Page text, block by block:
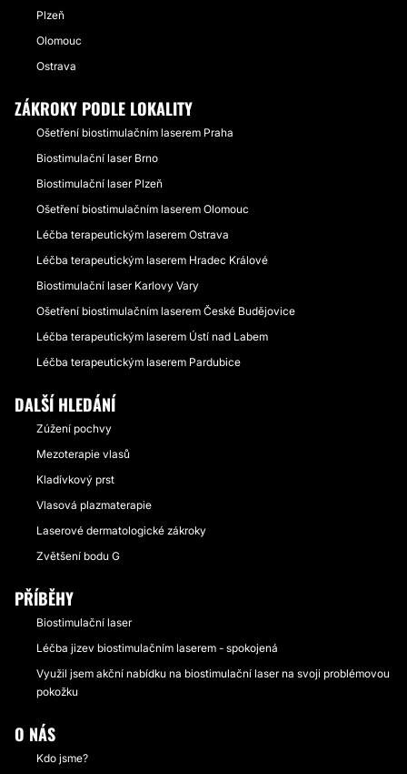
Plzeň
Olomouc
Ostrava
ZÁKROKY PODLE LOKALITY
Ošetření biostimulačním laserem Praha
Biostimulační laser Brno
Biostimulační laser Plzeň
Ošetření biostimulačním laserem Olomouc
Léčba terapeutickým laserem Ostrava
Léčba terapeutickým laserem Hradec Králové
Biostimulační laser Karlovy Vary
Ošetření biostimulačním laserem České Budějovice
Léčba terapeutickým laserem Ústí nad Labem
Léčba terapeutickým laserem Pardubice
DALŠÍ HLEDÁNÍ
Zúžení pochvy
Mezoterapie vlasů
Kladívkový prst
Vlasová plazmaterapie
Laserové dermatologické zákroky
Zvětšení bodu G
PŘÍBĚHY
Biostimulační laser
Léčba jizev biostimulačním laserem - spokojená
Využil jsem akční nabídku na biostimulační laser na svoji problémovou
pokožku
O NÁS
Kdo jsme?